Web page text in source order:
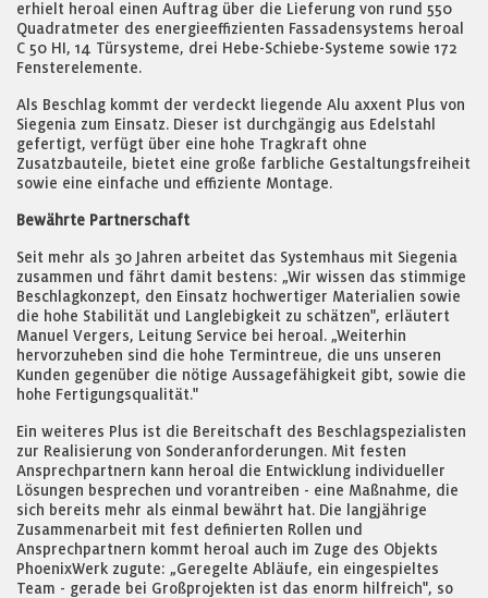
erhielt heroal einen Auftrag über die Lieferung von rund 550
Quadratmeter des energieeffizienten Fassadensystems heroal
C 50 HI, 14 Türsysteme, drei Hebe-Schiebe-Systeme sowie 172
Fensterelemente.
Als Beschlag kommt der verdeckt liegende Alu axxent Plus von
Siegenia zum Einsatz. Dieser ist durchgängig aus Edelstahl
gefertigt, verfügt über eine hohe Tragkraft ohne
Zusatzbauteile, bietet eine große farbliche Gestaltungsfreiheit
sowie eine einfache und effiziente Montage.
Bewährte Partnerschaft
Seit mehr als 30 Jahren arbeitet das Systemhaus mit Siegenia
zusammen und fährt damit bestens: „Wir wissen das stimmige
Beschlagkonzept, den Einsatz hochwertiger Materialien sowie
die hohe Stabilität und Langlebigkeit zu schätzen", erläutert
Manuel Vergers, Leitung Service bei heroal. „Weiterhin
hervorzuheben sind die hohe Termintreue, die uns unseren
Kunden gegenüber die nötige Aussagefähigkeit gibt, sowie die
hohe Fertigungsqualität."
Ein weiteres Plus ist die Bereitschaft des Beschlagspezialisten
zur Realisierung von Sonderanforderungen. Mit festen
Ansprechpartnern kann heroal die Entwicklung individueller
Lösungen besprechen und vorantreiben - eine Maßnahme, die
sich bereits mehr als einmal bewährt hat. Die langjährige
Zusammenarbeit mit fest definierten Rollen und
Ansprechpartnern kommt heroal auch im Zuge des Objekts
PhoenixWerk zugute: „Geregelte Abläufe, ein eingespieltes
Team - gerade bei Großprojekten ist das enorm hilfreich", so